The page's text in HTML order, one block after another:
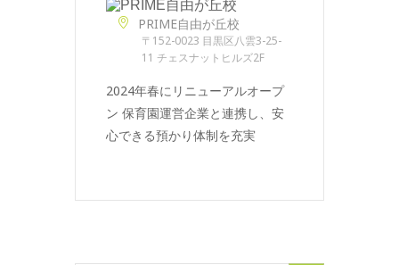
PRIME自由が丘校
〒152-0023 目黒区八雲3-25-
11 チェスナットヒルズ2F
2024年春にリニューアルオープ
ン 保育園運営企業と連携し、安
心できる預かり体制を充実